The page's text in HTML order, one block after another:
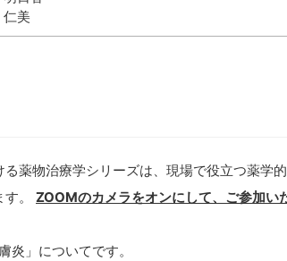
仁美
薬物治療学シリーズは、現場で役立つ薬学
。 ZOOMのカメラをオンにして、ご参加い
炎」についてです。